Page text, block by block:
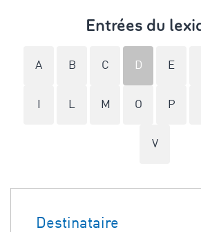
Entrées du
A B C D E
L M O P
V
Destinataire